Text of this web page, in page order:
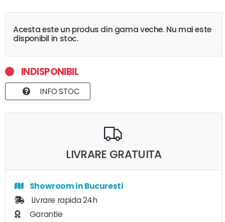
Acesta este un produs din gama veche. Nu mai este
disponibil in stoc.
INDISPONIBIL
INFO STOC
LIVRARE GRATUITA
Showroom in Bucuresti
Livrare rapida 24h
Garantie